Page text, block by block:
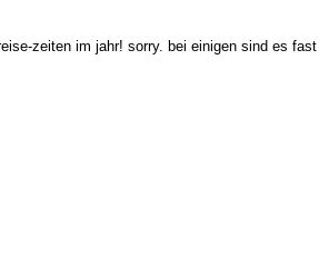
zeiten im jahr! sorry. bei einigen sind es